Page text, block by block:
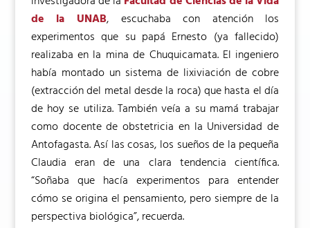
de la UNAB, escuchaba con atención los
experimentos que su papá Ernesto (ya fallecido)
realizaba en la mina de Chuquicamata. El ingeniero
había montado un sistema de lixiviación de cobre
(extracción del metal desde la roca) que hasta el día
de hoy se utiliza. También veía a su mamá trabajar
como docente de obstetricia en la Universidad de
Antofagasta. Así las cosas, los sueños de la pequeña
Claudia eran de una clara tendencia científica.
“Soñaba que hacía experimentos para entender
cómo se origina el pensamiento, pero siempre de la
perspectiva biológica”, recuerda.